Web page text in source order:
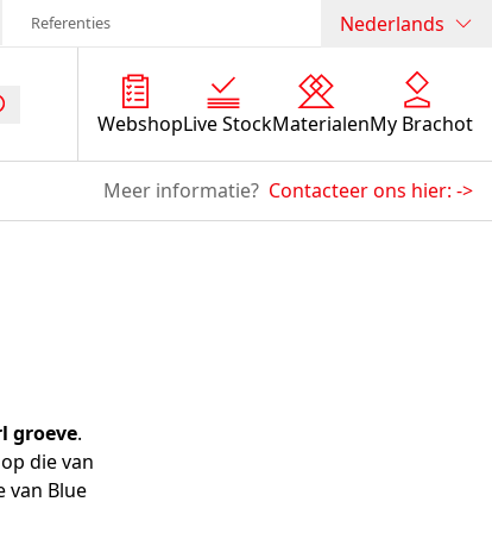
Referenties Nederlands
WebshopLive StockMaterialenMy Brachot
Meer informatie? Contacteer ons hier: ->
groeve.
die van
van Blue